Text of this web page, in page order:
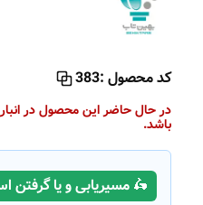
کد محصول :383
در حال حاضر این محصول در
باشد.
🛵 مسیریابی و یا گرفتن